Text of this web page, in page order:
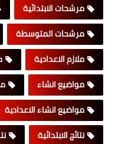
مرشحات الابتدائية
مرشحات المتوسطة
ملازم الاعدادية
مواضيع انشاء
مواضيع انشاء الاعدادية
نتائج الابتدائية